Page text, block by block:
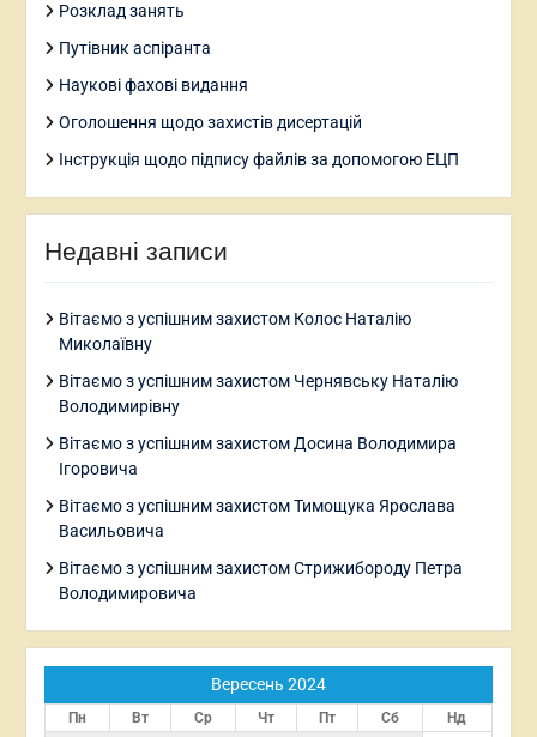
Розклад занять
Путівник аспіранта
Наукові фахові видання
Оголошення щодо захистів дисертацій
Інструкція щодо підпису файлів за допомогою ЕЦП
Недавні записи
Вітаємо з успішним захистом Колос Наталію
Миколаївну
Вітаємо з успішним захистом Чернявську Наталію
Володимирівну
Вітаємо з успішним захистом Досина Володимира
Ігоровича
Вітаємо з успішним захистом Тимощука Ярослава
Васильовича
Вітаємо з успішним захистом Стрижибороду Петра
Володимировича
Вересень 2024
Пн Вт Ср Чт Пт Сб Нд